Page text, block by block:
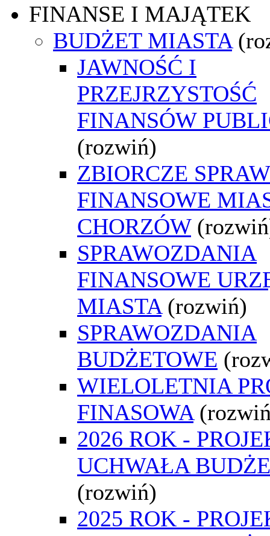
FINANSE I MAJĄTEK
BUDŻET MIASTA
JAWNOŚĆ I
PRZEJRZYSTOŚĆ
FINANSÓW
(rozwiń)
ZBIORCZE
FINANSOWE
CHORZÓW
SPRAWOZDANIA
FINANSOWE
MIASTA (rozwiń)
SPRAWOZDANIA
BUDŻETOWE
WIELOLETNIA
FINASOWA
2026 ROK -
UCHWAŁA
(rozwiń)
2025 ROK -